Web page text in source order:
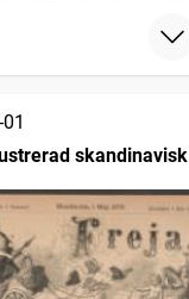
skandinavisk